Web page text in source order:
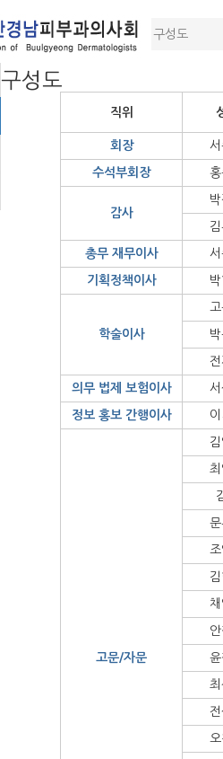
Home 협의회소개 구성도
구성도
직위
회장
수석부회장
감사
총무 재무이사
기획정책이사
학술이사
의무 법제 보험이사
정보 홍보 간행이사
고문/자문